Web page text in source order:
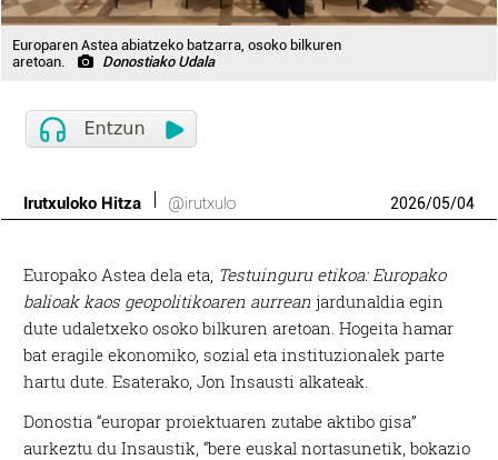
Europaren Astea abiatzeko batzarra, osoko bilkuren
aretoan.
Donostiako Udala
Irutxuloko Hitza @irutxulo 2026/05/04
Europako Astea dela eta, Testuinguru etikoa: Europako
balioak kaos geopolitikoaren aurrean jardunaldia egin
dute udaletxeko osoko bilkuren aretoan. Hogeita hamar
bat eragile ekonomiko, sozial eta instituzionalek parte
hartu dute. Esaterako, Jon Insausti alkateak.
Donostia “europar proiektuaren zutabe aktibo gisa”
aurkeztu du Insaustik, “bere euskal nortasunetik, bokazio